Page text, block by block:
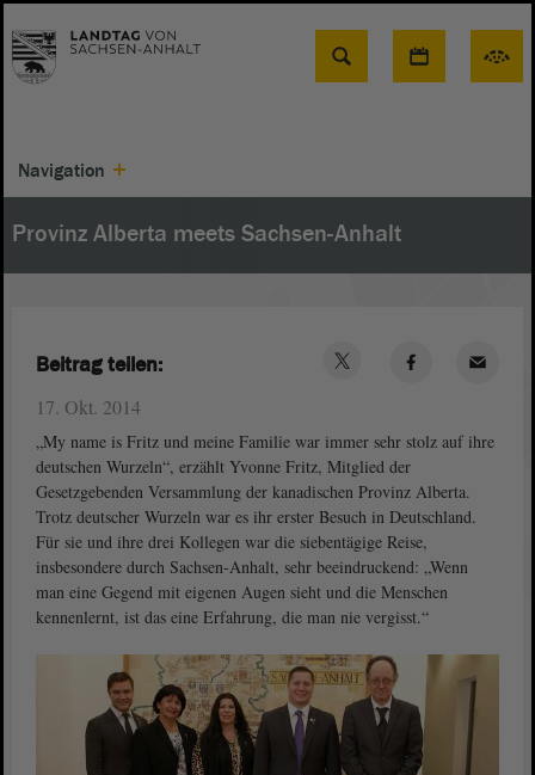
Suche
Navigation
Provinz Alberta meets Sachsen-Anhalt
17. Okt. 2014
„My name is Fritz und meine Familie war immer sehr stolz auf ihre
deutschen Wurzeln“, erzählt Yvonne Fritz, Mitglied der
Gesetzgebenden Versammlung der kanadischen Provinz Alberta.
Trotz deutscher Wurzeln war es ihr erster Besuch in Deutschland.
Für sie und ihre drei Kollegen war die siebentägige Reise,
insbesondere durch Sachsen-Anhalt, sehr beeindruckend: „Wenn
man eine Gegend mit eigenen Augen sieht und die Menschen
kennenlernt, ist das eine Erfahrung, die man nie vergisst.“
Beitrag teilen: